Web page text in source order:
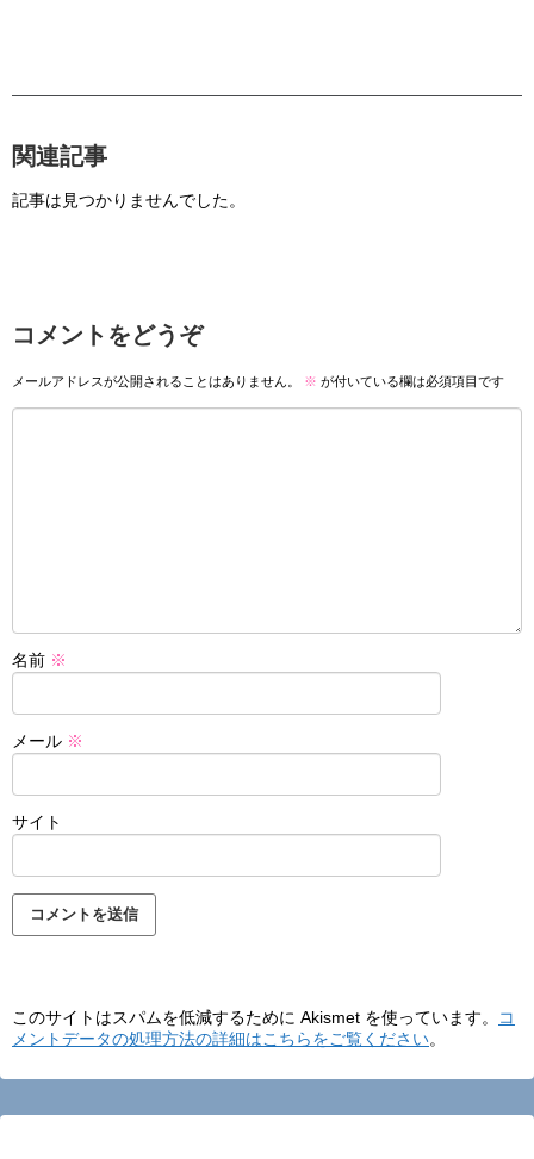
関連記事
記事は見つかりませんでした。
コメントをどうぞ
メールアドレスが公開されることはありません。 ※ が付いている欄は必須項目です
名前 ※
メール ※
サイト
このサイトはスパムを低減するために Akismet を使っています。
コ
メントデータの処理方法の詳細はこちらをご覧ください。